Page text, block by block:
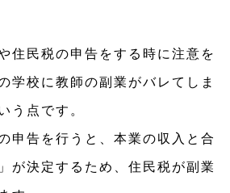
住民税の申告をする時に注意を
学校に教師の副業がバレてしま
う点です。
申告を行うと、本業の収入と合
が決定するため、住民税が副業